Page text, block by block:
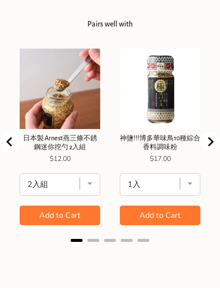
Pairs well with
日本製 Arnest燕三條不銹
鋼迷你挖勺 2入組
Price
$12.00
Add to Cart
神鹽!!!博多華味鳥10種綜合
香料調味粉
Price
$17.00
Add to Cart